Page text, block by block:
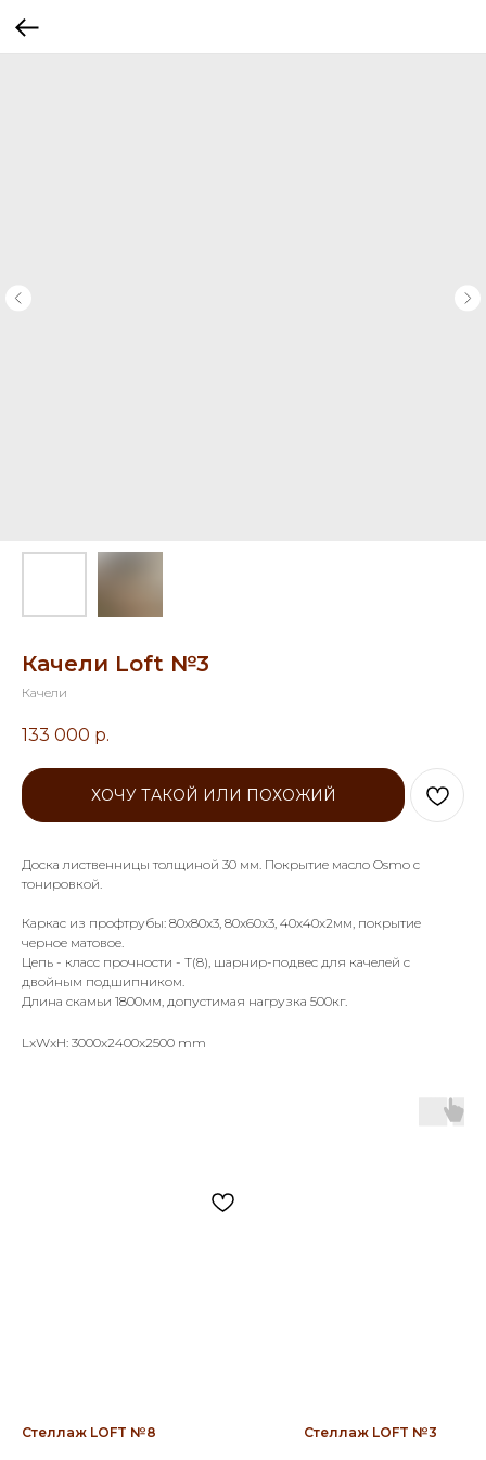
Качели Loft №3
Качели
133 000 р.
ХОЧУ ТАКОЙ ИЛИ ПОХОЖИЙ
Доска лиственницы толщиной 30 мм. Покрытие масло Osmo с
тонировкой.
Каркас из профтрубы: 80х80х3, 80х60х3, 40х40х2мм, покрытие
черное матовое.
Цепь - класс прочности - Т(8), шарнир-подвес для качелей с
двойным подшипником.
Длина скамьи 1800мм, допустимая нагрузка 500кг.
LxWxH: 3000x2400x2500 mm
Стеллаж LOFT №8 Стеллаж LOFT №3